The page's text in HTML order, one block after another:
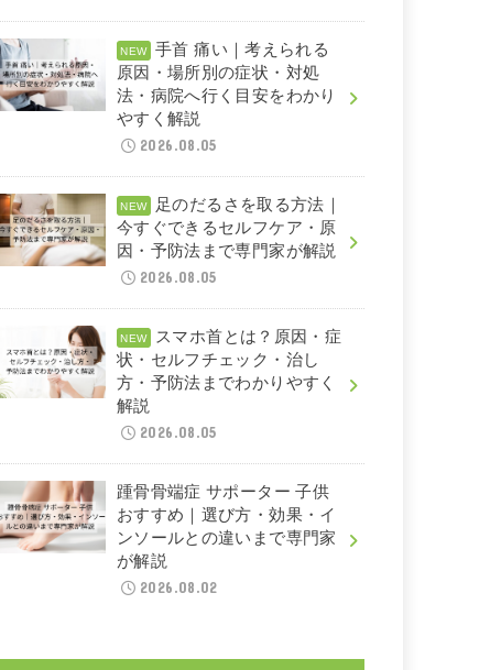
手首 痛い｜考えられる
原因・場所別の症状・対処
法・病院へ行く目安をわかり
やすく解説
2026.08.05
足のだるさを取る方法｜
今すぐできるセルフケア・原
因・予防法まで専門家が解説
2026.08.05
スマホ首とは？原因・症
状・セルフチェック・治し
方・予防法までわかりやすく
解説
2026.08.05
踵骨骨端症 サポーター 子供
おすすめ｜選び方・効果・イ
ンソールとの違いまで専門家
が解説
2026.08.02